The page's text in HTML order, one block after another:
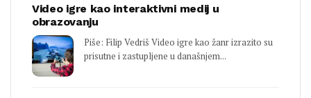
Video igre kao interaktivni medij u
obrazovanju
Piše: Filip Vedriš Video igre kao žanr izrazito su
prisutne i zastupljene u današnjem...